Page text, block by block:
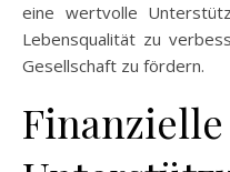
eine wertvolle
Lebensqualität zu
Gesellschaft zu fördern.
Finanzielle